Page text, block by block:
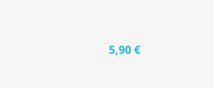
5,90 €